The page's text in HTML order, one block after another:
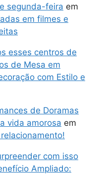
segunda-feira em
em filmes e
esses centros de
de Mesa em
com Estilo e
de Doramas
vida amorosa em
com isso
Ampliado: